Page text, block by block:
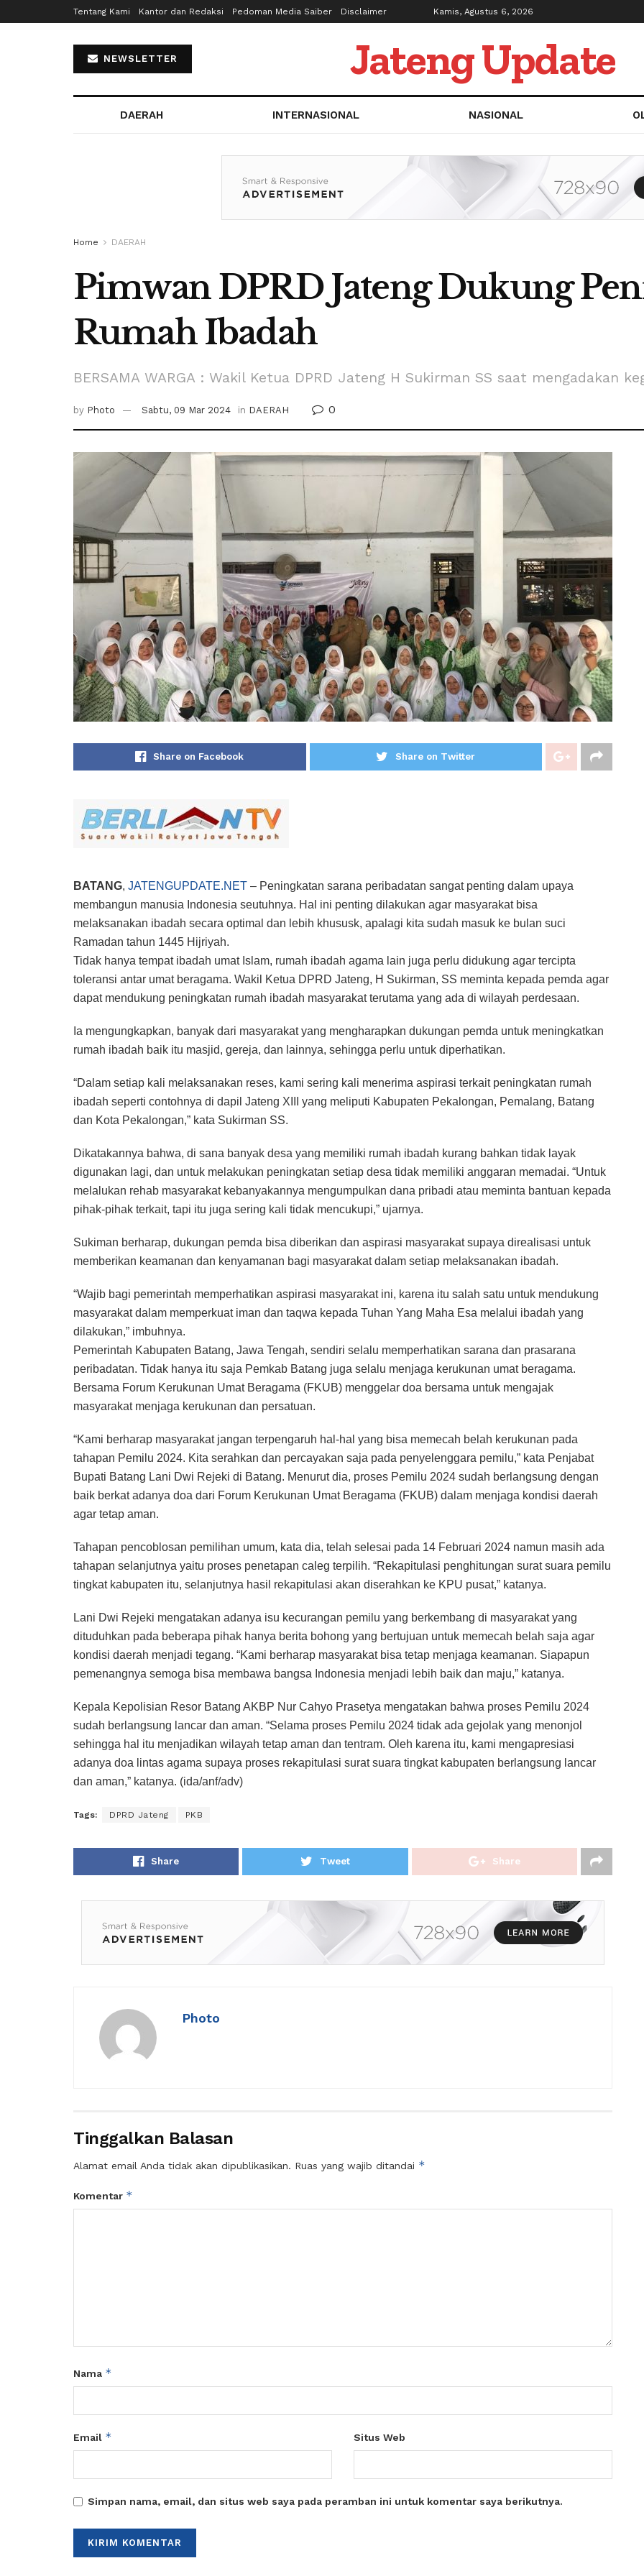
Tentang Kami Kantor dan Redaksi Pedoman Media Saiber Disclaimer Kamis, Agustus 6, 2026
NEWSLETTER Jateng Update
DAERAH INTERNASIONAL NASIONAL
Home DAERAH
Pimwan DPRD Jateng Dukung
Rumah Ibadah
BERSAMA WARGA : Wakil Ketua DPRD Jateng H Sukirman SS saat mengadakan
by Photo Sabtu, 09 Mar 2024 in DAERAH 0
Share on Facebook Share on Twitter
BATANG, JATENGUPDATE.NET – Peningkatan sarana peribadatan sangat penting dalam upaya
membangun manusia Indonesia seutuhnya. Hal ini penting dilakukan agar masyarakat bisa
melaksanakan ibadah secara optimal dan lebih khususk, apalagi kita sudah masuk ke bulan suci
Ramadan tahun 1445 Hijriyah.
Tidak hanya tempat ibadah umat Islam, rumah ibadah agama lain juga perlu didukung agar tercipta
toleransi antar umat beragama. Wakil Ketua DPRD Jateng, H Sukirman, SS meminta kepada pemda agar
dapat mendukung peningkatan rumah ibadah masyarakat terutama yang ada di wilayah perdesaan.
Ia mengungkapkan, banyak dari masyarakat yang mengharapkan dukungan pemda untuk meningkatkan
rumah ibadah baik itu masjid, gereja, dan lainnya, sehingga perlu untuk diperhatikan.
“Dalam setiap kali melaksanakan reses, kami sering kali menerima aspirasi terkait peningkatan rumah
ibadah seperti contohnya di dapil Jateng XIII yang meliputi Kabupaten Pekalongan, Pemalang, Batang
dan Kota Pekalongan,” kata Sukirman SS.
Dikatakannya bahwa, di sana banyak desa yang memiliki rumah ibadah kurang bahkan tidak layak
digunakan lagi, dan untuk melakukan peningkatan setiap desa tidak memiliki anggaran memadai. “Untuk
melalukan rehab masyarakat kebanyakannya mengumpulkan dana pribadi atau meminta bantuan kepada
pihak-pihak terkait, tapi itu juga sering kali tidak mencukupi,” ujarnya.
Sukiman berharap, dukungan pemda bisa diberikan dan aspirasi masyarakat supaya direalisasi untuk
memberikan keamanan dan kenyamanan bagi masyarakat dalam setiap melaksanakan ibadah.
“Wajib bagi pemerintah memperhatikan aspirasi masyarakat ini, karena itu salah satu untuk mendukung
masyarakat dalam memperkuat iman dan taqwa kepada Tuhan Yang Maha Esa melalui ibadah yang
dilakukan,” imbuhnya.
Pemerintah Kabupaten Batang, Jawa Tengah, sendiri selalu memperhatikan sarana dan prasarana
peribadatan. Tidak hanya itu saja Pemkab Batang juga selalu menjaga kerukunan umat beragama.
Bersama Forum Kerukunan Umat Beragama (FKUB) menggelar doa bersama untuk mengajak
masyarakat menjaga kerukunan dan persatuan.
“Kami berharap masyarakat jangan terpengaruh hal-hal yang bisa memecah belah kerukunan pada
tahapan Pemilu 2024. Kita serahkan dan percayakan saja pada penyelenggara pemilu,” kata Penjabat
Bupati Batang Lani Dwi Rejeki di Batang. Menurut dia, proses Pemilu 2024 sudah berlangsung dengan
baik berkat adanya doa dari Forum Kerukunan Umat Beragama (FKUB) dalam menjaga kondisi daerah
agar tetap aman.
Tahapan pencoblosan pemilihan umum, kata dia, telah selesai pada 14 Februari 2024 namun masih ada
tahapan selanjutnya yaitu proses penetapan caleg terpilih. “Rekapitulasi penghitungan surat suara pemilu
tingkat kabupaten itu, selanjutnya hasil rekapitulasi akan diserahkan ke KPU pusat,” katanya.
Lani Dwi Rejeki mengatakan adanya isu kecurangan pemilu yang berkembang di masyarakat yang
dituduhkan pada beberapa pihak hanya berita bohong yang bertujuan untuk memecah belah saja agar
kondisi daerah menjadi tegang. “Kami berharap masyarakat bisa tetap menjaga keamanan. Siapapun
pemenangnya semoga bisa membawa bangsa Indonesia menjadi lebih baik dan maju,” katanya.
Kepala Kepolisian Resor Batang AKBP Nur Cahyo Prasetya mengatakan bahwa proses Pemilu 2024
sudah berlangsung lancar dan aman. “Selama proses Pemilu 2024 tidak ada gejolak yang menonjol
sehingga hal itu menjadikan wilayah tetap aman dan tentram. Oleh karena itu, kami mengapresiasi
adanya doa lintas agama supaya proses rekapitulasi surat suara tingkat kabupaten berlangsung lancar
dan aman,” katanya. (ida/anf/adv)
Tags: DPRD Jateng PKB
Share Tweet Share
Photo
Tinggalkan Balasan
Alamat email Anda tidak akan dipublikasikan. Ruas yang wajib ditandai *
Komentar *
Nama *
Email * Situs Web
Simpan nama, email, dan situs web saya pada peramban ini untuk komentar saya berikutnya.